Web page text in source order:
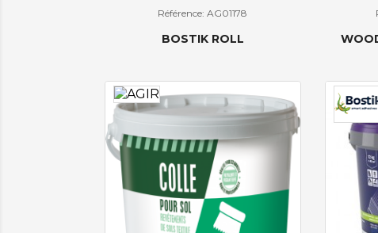
Référence: AG01178
BOSTIK ROLL